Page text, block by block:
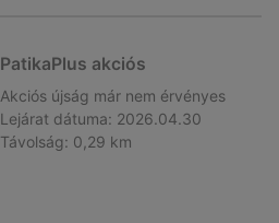
PatikaPlus akciós
Akciós újság már nem érvényes
Lejárat dátuma: 2026.04.30
Távolság: 0,29 km